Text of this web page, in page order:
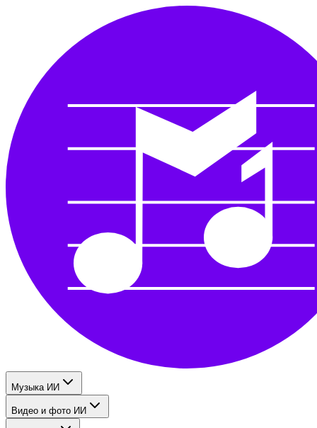
Музыка ИИ
Видео и фото ИИ